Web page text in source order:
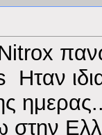
Ηταν
στην